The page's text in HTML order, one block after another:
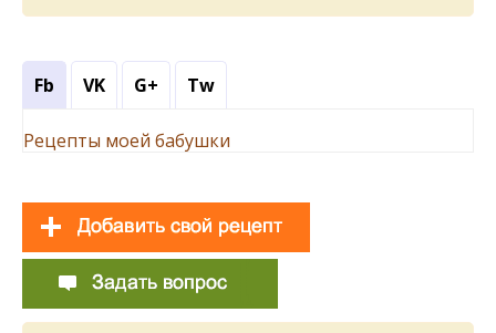
Fb VK G+ Tw
Рецепты моей бабушки